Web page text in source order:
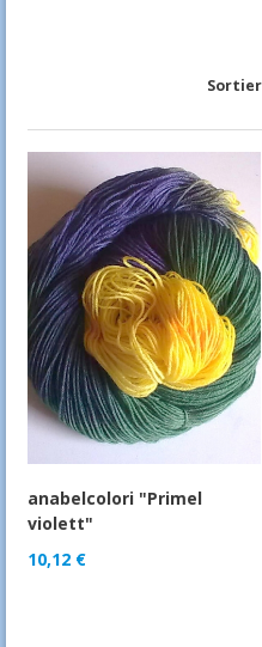
anabelcolori "Primel
violett"
10,12 €